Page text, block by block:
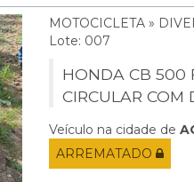
MOTOCICLETA »
Lote: 007
HONDA CB 500
CIRCULAR COM
Veículo na cidade de
ARREMATADO